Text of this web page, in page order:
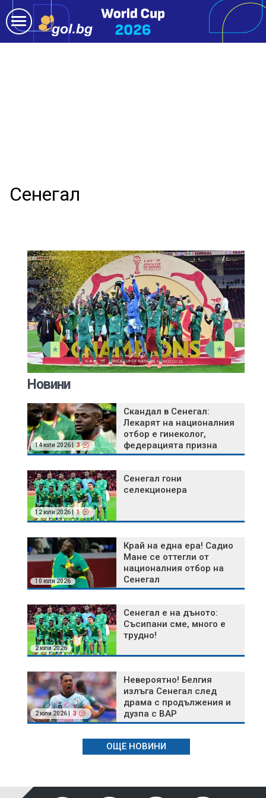
Сенегал
Новини
14 юли 2026 | 3
Скандал в Сенегал:
Лекарят на националния
отбор е гинеколог,
федерацията призна
сериозен проблем
12 юли 2026 | 1
Сенегал гони
селекционера
10 юли 2026
Край на една ера! Садио
Мане се оттегли от
националния отбор на
Сенегал
2 юли 2026
Сенегал е на дъното:
Съсипани сме, много е
трудно!
2 юли 2026 | 3
Невероятно! Белгия
излъга Сенегал след
драма с продължения и
дузпа с ВАР
ОЩЕ НОВИНИ